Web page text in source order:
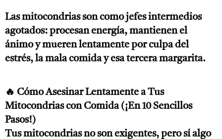
Las mitocondrias son como jefes intermedios
agotados: procesan energía, mantienen el
ánimo y mueren lentamente por culpa del
estrés, la mala comida y esa tercera margarita.
🔥 Cómo Asesinar Lentamente a Tus
Mitocondrias con Comida (¡En 10 Sencillos
Pasos!)
Tus mitocondrias no son exigentes, pero sí algo